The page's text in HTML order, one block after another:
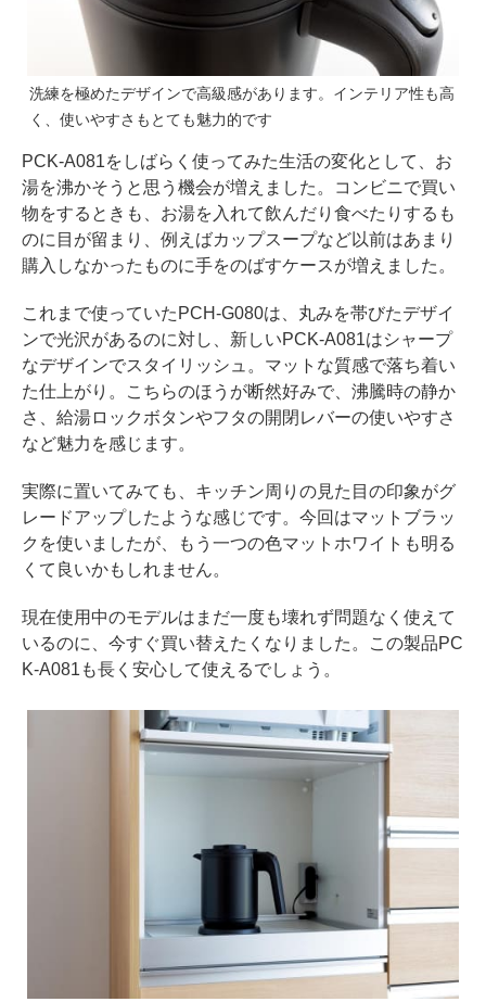
洗練を極めたデザインで高級感があります。インテリア性も高
く、使いやすさもとても魅力的です
PCK-A081をしばらく使ってみた生活の変化として、お
湯を沸かそうと思う機会が増えました。コンビニで買い
物をするときも、お湯を入れて飲んだり食べたりするも
のに目が留まり、例えばカップスープなど以前はあまり
購入しなかったものに手をのばすケースが増えました。
これまで使っていたPCH-G080は、丸みを帯びたデザイ
ンで光沢があるのに対し、新しいPCK-A081はシャープ
なデザインでスタイリッシュ。マットな質感で落ち着い
た仕上がり。こちらのほうが断然好みで、沸騰時の静か
さ、給湯ロックボタンやフタの開閉レバーの使いやすさ
など魅力を感じます。
実際に置いてみても、キッチン周りの見た目の印象がグ
レードアップしたような感じです。今回はマットブラッ
クを使いましたが、もう一つの色マットホワイトも明る
くて良いかもしれません。
現在使用中のモデルはまだ一度も壊れず問題なく使えて
いるのに、今すぐ買い替えたくなりました。この製品PC
K-A081も長く安心して使えるでしょう。